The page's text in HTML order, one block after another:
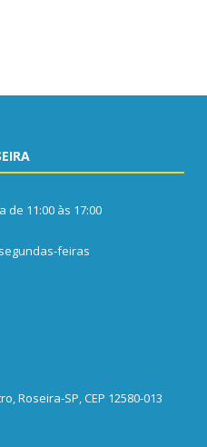
11:00 às 17:00
feiras
Roseira-SP, CEP 12580-013